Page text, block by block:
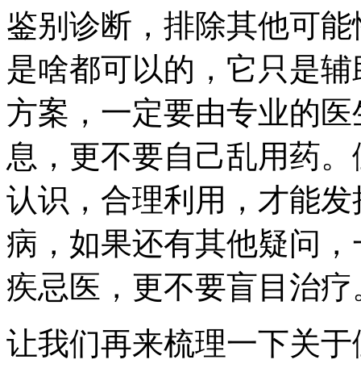
鉴别诊断，排除其他可
是啥都可以的，它只是
方案，一定要由专业的
息，更不要自己乱用药
认识，合理利用，才能
病，如果还有其他疑问
疾忌医，更不要盲目治疗
让我们再来梳理一下关